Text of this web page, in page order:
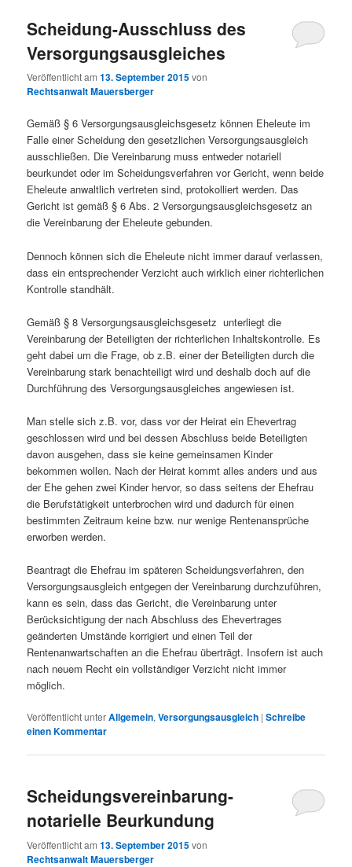
Scheidung-Ausschluss des
Versorgungsausgleiches
Veröffentlicht am13. September 2015von
Rechtsanwalt Mauersberger
Gemäß § 6 Versorgungsausgleichsgesetz können Eheleute im
Falle einer Scheidung den gesetzlichen Versorgungsausgleich
ausschließen. Die Vereinbarung muss entweder notariell
beurkundet oder im Scheidungsverfahren vor Gericht, wenn beide
Eheleute anwaltlich vertreten sind, protokolliert werden. Das
Gericht ist gemäß § 6 Abs. 2 Versorgungsausgleichsgesetz an
die Vereinbarung der Eheleute gebunden.
Dennoch können sich die Eheleute nicht immer darauf verlassen,
dass ein entsprechender Verzicht auch wirklich einer richterlichen
Kontrolle standhält.
Gemäß § 8 Versorgungsausgleichsgesetz unterliegt die
Vereinbarung der Beteiligten der richterlichen Inhaltskontrolle. Es
geht dabei um die Frage, ob z.B. einer der Beteiligten durch die
Vereinbarung stark benachteiligt wird und deshalb doch auf die
Durchführung des Versorgungsausgleiches angewiesen ist.
Man stelle sich z.B. vor, dass vor der Heirat ein Ehevertrag
geschlossen wird und bei dessen Abschluss beide Beteiligten
davon ausgehen, dass sie keine gemeinsamen Kinder
bekommen wollen. Nach der Heirat kommt alles anders und aus
der Ehe gehen zwei Kinder hervor, so dass seitens der Ehefrau
die Berufstätigkeit unterbrochen wird und dadurch für einen
bestimmten Zeitraum keine bzw. nur wenige Rentenansprüche
erworben werden.
Beantragt die Ehefrau im späteren Scheidungsverfahren, den
Versorgungsausgleich entgegen der Vereinbarung durchzuführen,
kann es sein, dass das Gericht, die Vereinbarung unter
Berücksichtigung der nach Abschluss des Ehevertrages
geänderten Umstände korrigiert und einen Teil der
Rentenanwartschaften an die Ehefrau überträgt. Insofern ist auch
nach neuem Recht ein vollständiger Verzicht nicht immer
möglich.
Veröffentlicht unterAllgemein,Versorgungsausgleich |Schreibe
einen Kommentar
Scheidungsvereinbarung-
notarielle Beurkundung
Veröffentlicht am13. September 2015von
Rechtsanwalt Mauersberger